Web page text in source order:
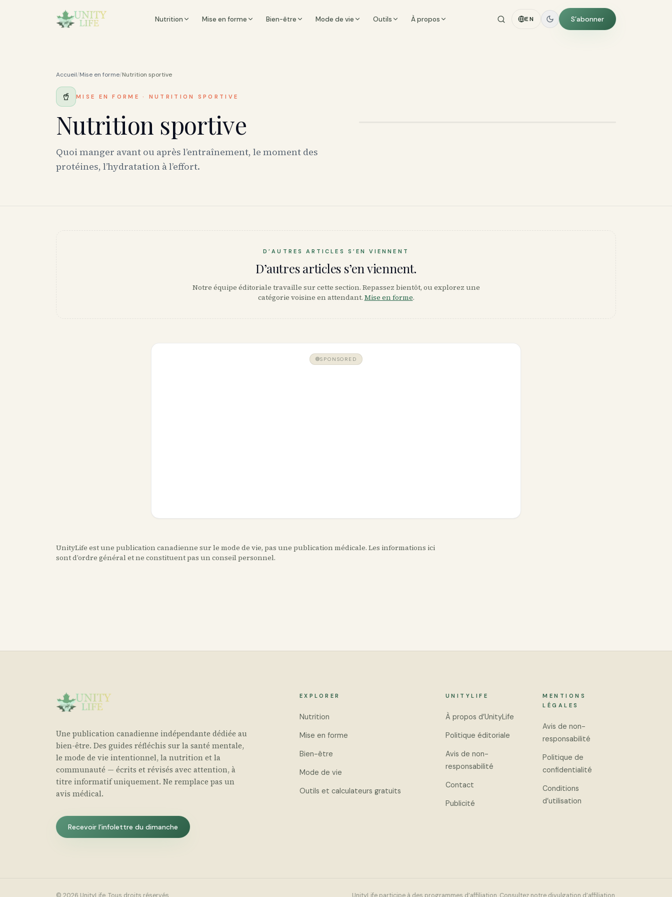
Nutrition Mise en forme Bien-être Mode de vie Outils À propos EN S’abonner
Accueil/Mise en forme/Nutrition sportive
🥤 MISE EN FORME · NUTRITION SPORTIVE
Nutrition sportive
Quoi manger avant ou après l’entraînement, le moment des
protéines, l’hydratation à l’effort.
D’AUTRES ARTICLES S’EN VIENNENT
D’autres articles s’en viennent.
Notre équipe éditoriale travaille sur cette section. Repassez bientôt, ou explorez une
catégorie voisine en attendant. Mise en forme.
SPONSORED
UnityLife est une publication canadienne sur le mode de vie, pas une publication médicale. Les informations ici
sont d’ordre général et ne constituent pas un conseil personnel.
Une publication canadienne indépendante dédiée au
bien-être. Des guides réfléchis sur la santé mentale,
le mode de vie intentionnel, la nutrition et la
communauté — écrits et révisés avec attention, à
titre informatif uniquement. Ne remplace pas un
avis médical.
Recevoir l’infolettre du dimanche
EXPLORER
Nutrition
Mise en forme
Bien-être
Mode de vie
Outils et calculateurs gratuits
UNITYLIFE
À propos d’UnityLife
Politique éditoriale
Avis de non-
responsabilité
Contact
Publicité
MENTIONS
LÉGALES
Avis de non-
responsabilité
Politique de
confidentialité
Conditions
d’utilisation